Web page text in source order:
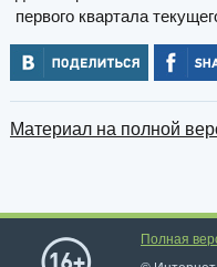
первого квартала
Материал на полной
Полная